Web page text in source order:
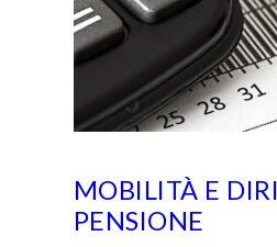
MOBILITÀ E
PENSIONE